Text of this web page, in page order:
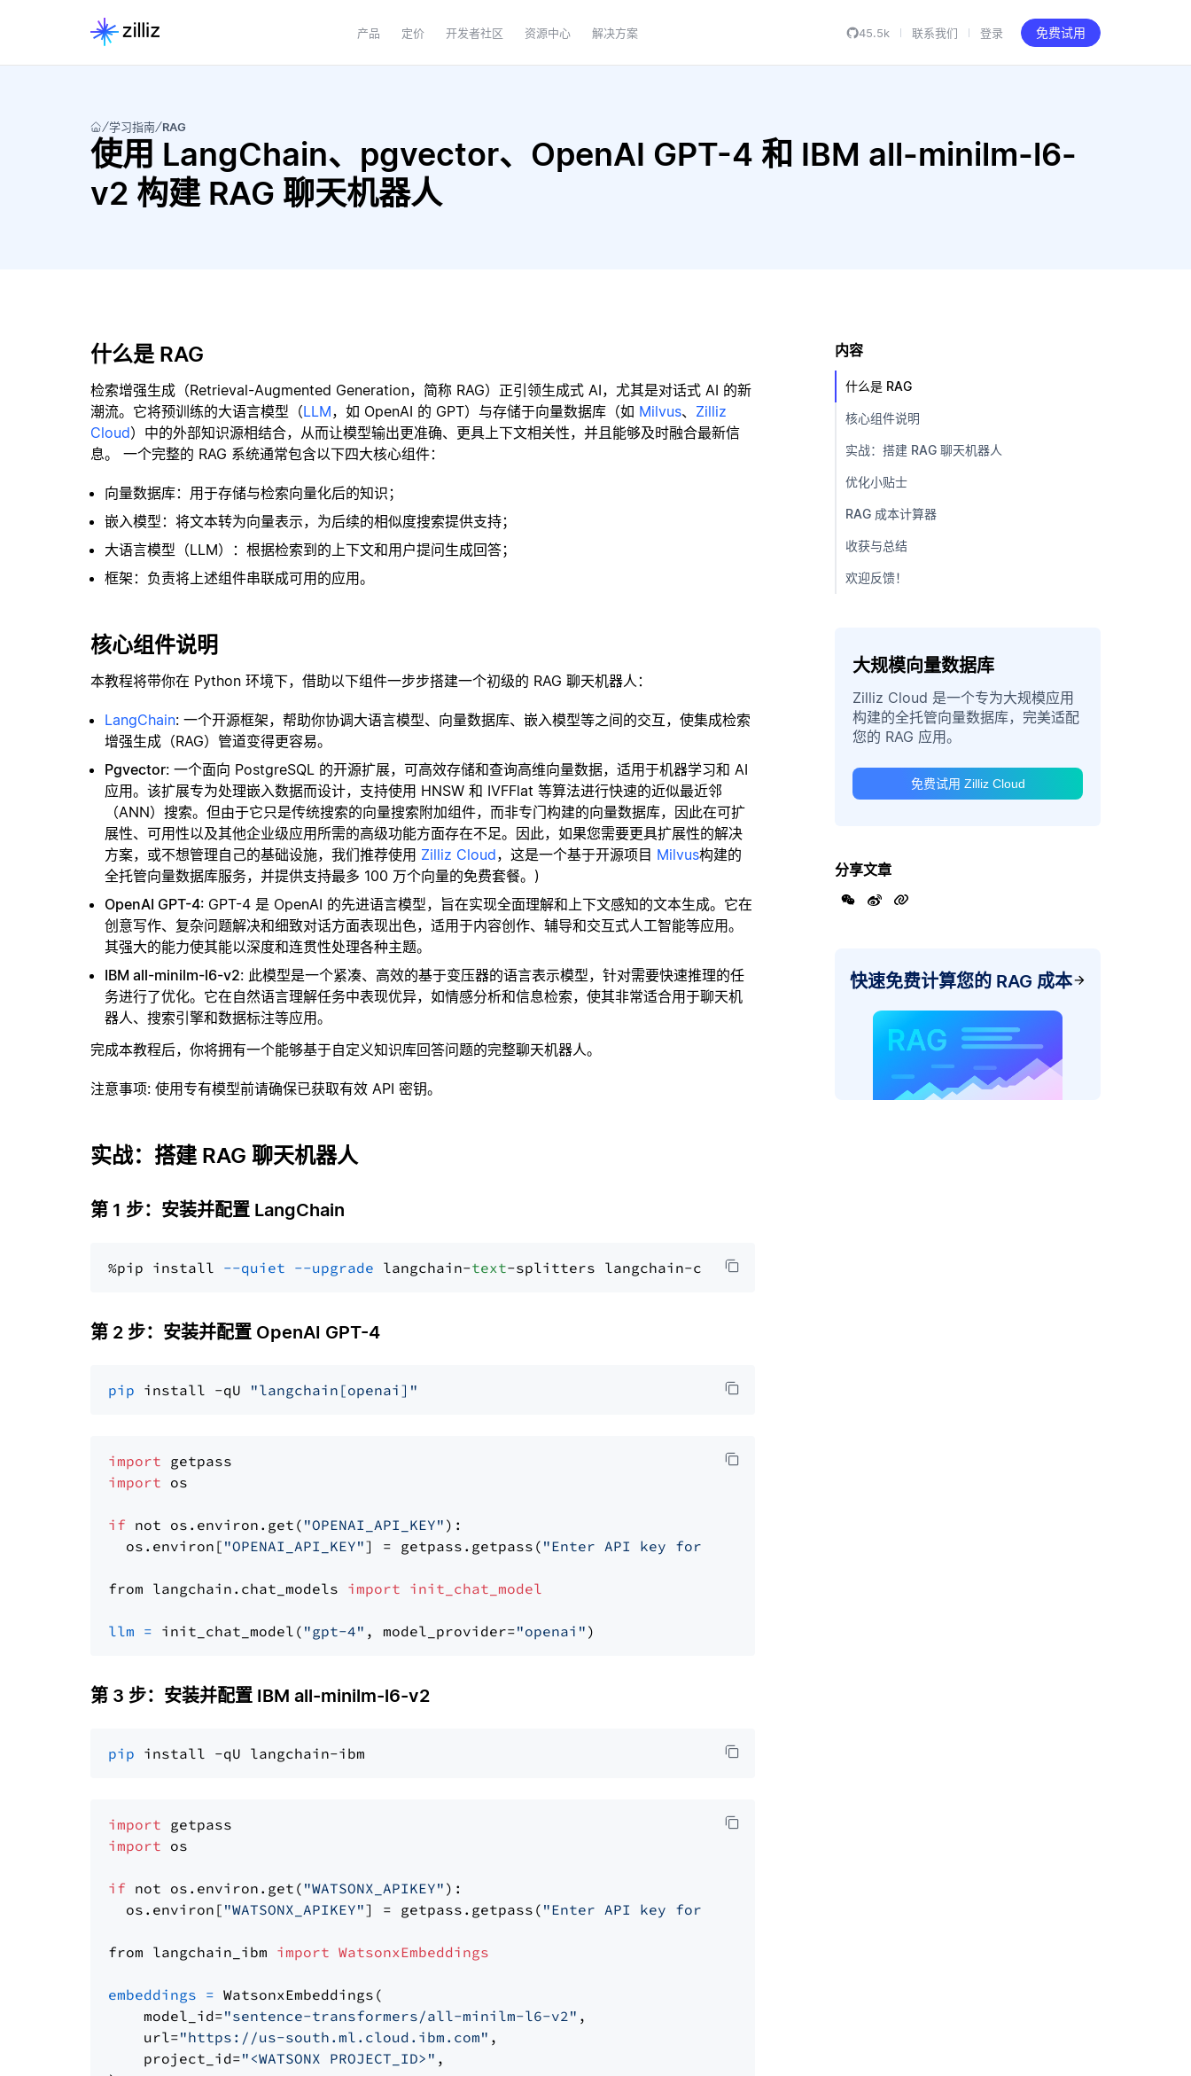
产品 定价 开发者社区 资源中心 解决方案 45.5k 联系我们 登录 免费试用
学习指南 RAG
使用 LangChain、pgvector、OpenAI GPT-4 和 IBM all-minilm-l6-
v2 构建 RAG 聊天机器人
什么是 RAG
检索增强生成（Retrieval-Augmented Generation，简称 RAG）正引领生成式 AI，尤其是对话式 AI 的新
潮流。它将预训练的大语言模型（LLM，如 OpenAI 的 GPT）与存储于向量数据库（如 Milvus、 Zilliz
Cloud）中的外部知识源相结合，从而让模型输出更准确、更具上下文相关性，并且能够及时融合最新信
息。 一个完整的 RAG 系统通常包含以下四大核心组件：
向量数据库：用于存储与检索向量化后的知识；
嵌入模型：将文本转为向量表示，为后续的相似度搜索提供支持；
大语言模型（LLM）：根据检索到的上下文和用户提问生成回答；
框架：负责将上述组件串联成可用的应用。
核心组件说明
本教程将带你在 Python 环境下，借助以下组件一步步搭建一个初级的 RAG 聊天机器人：
LangChain: 一个开源框架，帮助你协调大语言模型、向量数据库、嵌入模型等之间的交互，使集成检索
增强生成（RAG）管道变得更容易。
Pgvector: 一个面向 PostgreSQL 的开源扩展，可高效存储和查询高维向量数据，适用于机器学习和 AI
应用。该扩展专为处理嵌入数据而设计，支持使用 HNSW 和 IVFFlat 等算法进行快速的近似最近邻
（ANN）搜索。但由于它只是传统搜索的向量搜索附加组件，而非专门构建的向量数据库，因此在可扩
展性、可用性以及其他企业级应用所需的高级功能方面存在不足。因此，如果您需要更具扩展性的解决
方案，或不想管理自己的基础设施，我们推荐使用 Zilliz Cloud，这是一个基于开源项目 Milvus构建的
全托管向量数据库服务，并提供支持最多 100 万个向量的免费套餐。)
OpenAI GPT-4: GPT-4 是 OpenAI 的先进语言模型，旨在实现全面理解和上下文感知的文本生成。它在
创意写作、复杂问题解决和细致对话方面表现出色，适用于内容创作、辅导和交互式人工智能等应用。
其强大的能力使其能以深度和连贯性处理各种主题。
IBM all-minilm-l6-v2: 此模型是一个紧凑、高效的基于变压器的语言表示模型，针对需要快速推理的任
务进行了优化。它在自然语言理解任务中表现优异，如情感分析和信息检索，使其非常适合用于聊天机
器人、搜索引擎和数据标注等应用。
完成本教程后，你将拥有一个能够基于自定义知识库回答问题的完整聊天机器人。
注意事项: 使用专有模型前请确保已获取有效 API 密钥。
实战：搭建 RAG 聊天机器人
第 1 步：安装并配置 LangChain
%pip install --quiet --upgrade langchain-text
第 2 步：安装并配置 OpenAI GPT-4
pip install -qU "langchain[openai]"
import
import os
if not os.environ.get( "OPENAI_API_KEY" ):
  os.environ[
"OPENAI_API_KEY"] = getpass.getpass( "Enter API key for OpenAI: "
from langchain.chat_models import init_chat_model
llm = init_chat_model( "gpt-4" , model_provider="openai"
第 3 步：安装并配置 IBM all-minilm-l6-v2
pip
import
import os
if not os.environ.get( "WATSONX_APIKEY" ):
  os.environ[
"WATSONX_APIKEY"] = getpass.getpass( "Enter API key for IBM watsonx: "
from langchain_ibm import WatsonxEmbeddings
embeddings = WatsonxEmbeddings(
    model_id=
"sentence-transformers/all-minilm-l6-v2" ,
    url=
"https://us-south.ml.cloud.ibm.com" ,
    project_id=
"<WATSONX PROJECT_ID>" ,
内容
什么是 RAG
核心组件说明
实战：搭建 RAG 聊天机器人
优化小贴士
RAG 成本计算器
收获与总结
欢迎反馈！
大规模向量数据库
Zilliz Cloud 是一个专为大规模应用
构建的全托管向量数据库，完美适配
您的 RAG 应用。
免费试用 Zilliz Cloud
分享文章
快速免费计算您的 RAG 成本